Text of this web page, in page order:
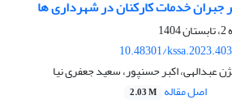
جبران خدمات کارکنان در شهرداری ها
10.48301/
عبدالهی، اکبر حسنپور، سعید جعفری نیا
اصل مقاله 2.03 M